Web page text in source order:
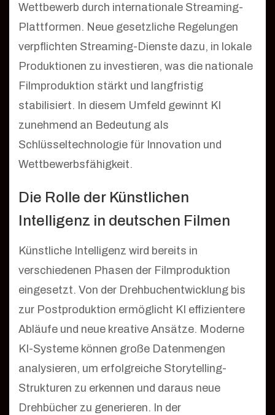
Wettbewerb durch internationale Streaming-
Plattformen. Neue gesetzliche Regelungen
verpflichten Streaming-Dienste dazu, in lokale
Produktionen zu investieren, was die nationale
Filmproduktion stärkt und langfristig
stabilisiert. In diesem Umfeld gewinnt KI
zunehmend an Bedeutung als
Schlüsseltechnologie für Innovation und
Wettbewerbsfähigkeit.
Die Rolle der Künstlichen
Intelligenz in deutschen Filmen
Künstliche Intelligenz wird bereits in
verschiedenen Phasen der Filmproduktion
eingesetzt. Von der Drehbuchentwicklung bis
zur Postproduktion ermöglicht KI effizientere
Abläufe und neue kreative Ansätze. Moderne
KI-Systeme können große Datenmengen
analysieren, um erfolgreiche Storytelling-
Strukturen zu erkennen und daraus neue
Drehbücher zu generieren. In der